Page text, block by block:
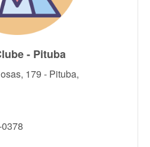
- Pituba
179 - Pituba,